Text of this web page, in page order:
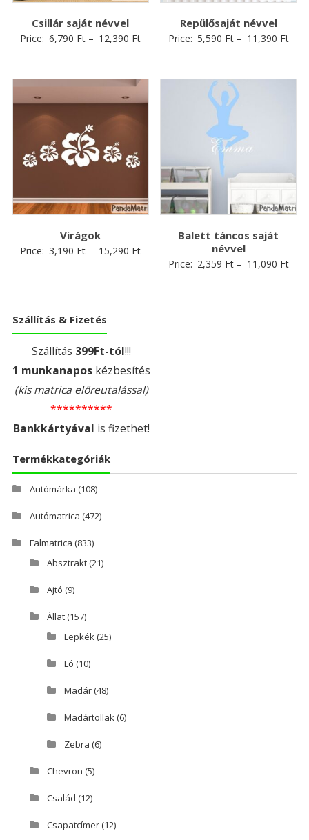
Csillár saját névvel
Price: 6,790 Ft – 12,390 Ft
Repülősaját névvel
Price: 5,590 Ft– 11,390 Ft
Virágok
Price: 3,190 Ft – 15,290 Ft
Balett táncos saját
névvel
Price: 2,359 Ft– 11,090 Ft
Szállítás & Fizetés
Szállítás 399Ft-tól!!!
1 munkanaposkézbesítés
(kis matrica előreutalással)
**********
Bankkártyával is fizethet!
Termékkategóriák
Autómárka (108)
Autómatrica (472)
Falmatrica (833)
Absztrakt(21)
Ajtó (9)
Állat(157)
Lepkék(25)
Ló (10)
Madár(48)
Madártollak(6)
Zebra (6)
Chevron (5)
Család (12)
Csapatcímer(12)